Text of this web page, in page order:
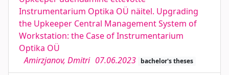
Instrumentarium Optika OÜ näitel. Upgrading
the Upkeeper Central Management System of
Workstation: the Case of Instrumentarium
Optika OÜ
Amirzjanov, Dmitri 07.06.2023 bachelor's theses